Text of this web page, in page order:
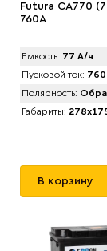
Futura CA770
760A
Емкость: 77 А/ч
Пусковой ток:
Полярность:
Габариты:
В корзину